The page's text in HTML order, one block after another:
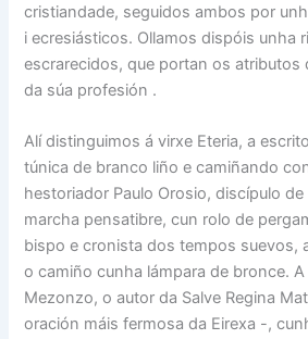
cristiandade, seguidos ambos por
i ecresiásticos. Ollamos dispóis unha
escrarecidos, que portan os atributos
da súa profesión .
Alí distinguimos á virxe Eteria, a
túnica de branco liño e camiñando
hestoriador Paulo Orosio, discípulo
marcha pensatibre, cun rolo de
bispo e cronista dos tempos suevos,
o camiño cunha lámpara de bronce.
Mezonzo, o autor da Salve Regina
oración máis fermosa da Eirexa -,